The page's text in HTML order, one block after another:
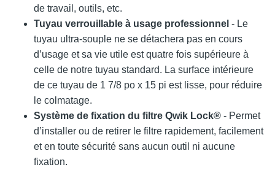
de travail, outils, etc.
Tuyau verrouillable à usage professionnel - Le
tuyau ultra-souple ne se détachera pas en cours
d’usage et sa vie utile est quatre fois supérieure à
celle de notre tuyau standard. La surface intérieure
de ce tuyau de 1 7/8 po x 15 pi est lisse, pour réduire
le colmatage.
Système de fixation du filtre Qwik Lock® - Permet
d’installer ou de retirer le filtre rapidement, facilement
et en toute sécurité sans aucun outil ni aucune
fixation.